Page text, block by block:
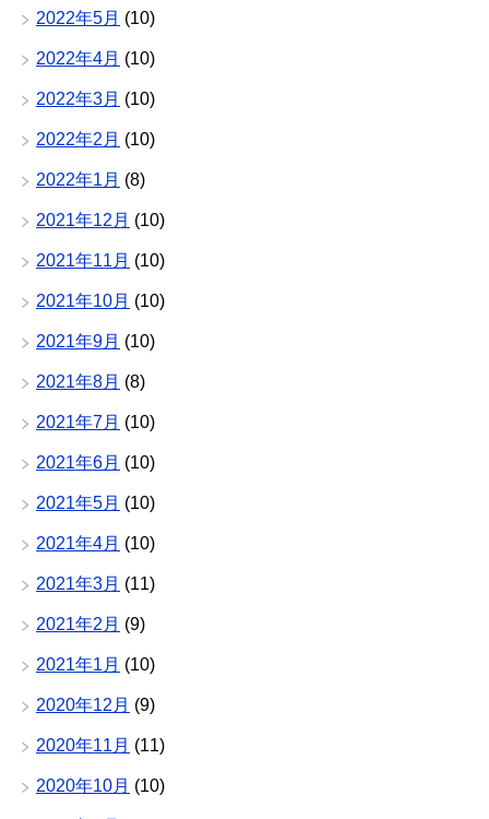
2022年5月 (10)
2022年4月 (10)
2022年3月 (10)
2022年2月 (10)
2022年1月 (8)
2021年12月 (10)
2021年11月 (10)
2021年10月 (10)
2021年9月 (10)
2021年8月 (8)
2021年7月 (10)
2021年6月 (10)
2021年5月 (10)
2021年4月 (10)
2021年3月 (11)
2021年2月 (9)
2021年1月 (10)
2020年12月 (9)
2020年11月 (11)
2020年10月 (10)